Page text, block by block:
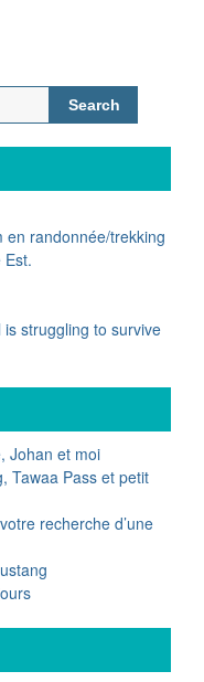
Search
for:
en randonnée/trekking
Est.
struggling to survive
Johan et moi
Tawaa Pass et petit
recherche d’une